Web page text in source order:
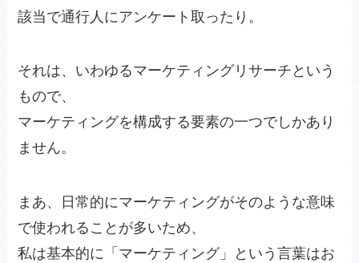
該当で通行人にアンケート取ったり。
それは、いわゆるマーケティングリサーチという
もので、
マーケティングを構成する要素の一つでしかあり
ません。
まあ、日常的にマーケティングがそのような意味
で使われることが多いため、
私は基本的に「マーケティング」という言葉はお